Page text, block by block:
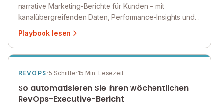
narrative Marketing-Berichte für Kunden – mit
kanalübergreifenden Daten, Performance-Insights und
KI von Querri.
Playbook lesen
REVOPS ·5 Schritte·15 Min. Lesezeit
So automatisieren Sie Ihren wöchentlichen
RevOps-Executive-Bericht